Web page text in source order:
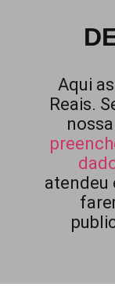
Aqui
Reais.
atendeu